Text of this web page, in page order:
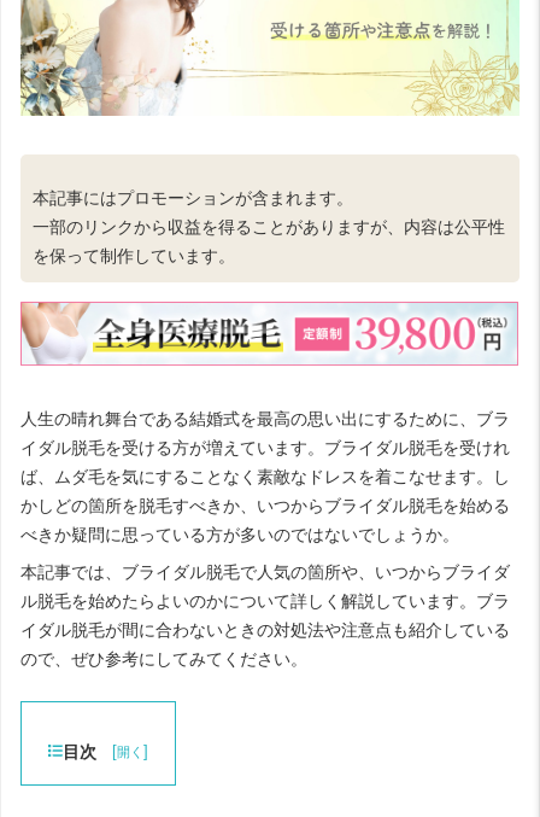
本記事にはプロモーションが含まれます。
一部のリンクから収益を得ることがありますが、内容は公平性
を保って制作しています。
人生の晴れ舞台である結婚式を最高の思い出にするために、ブラ
イダル脱毛を受ける方が増えています。ブライダル脱毛を受けれ
ば、ムダ毛を気にすることなく素敵なドレスを着こなせます。し
かしどの箇所を脱毛すべきか、いつからブライダル脱毛を始める
べきか疑問に思っている方が多いのではないでしょうか。
本記事では、ブライダル脱毛で人気の箇所や、いつからブライダ
ル脱毛を始めたらよいのかについて詳しく解説しています。ブラ
イダル脱毛が間に合わないときの対処法や注意点も紹介している
ので、ぜひ参考にしてみてください。
目次 開く